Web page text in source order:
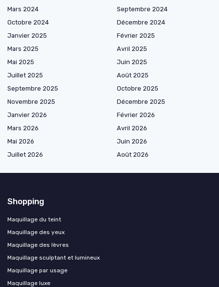
Mars 2024
Septembre 2024
Octobre 2024
Décembre 2024
Janvier 2025
Février 2025
Mars 2025
Avril 2025
Mai 2025
Juin 2025
Juillet 2025
Août 2025
Septembre 2025
Octobre 2025
Novembre 2025
Décembre 2025
Janvier 2026
Février 2026
Mars 2026
Avril 2026
Mai 2026
Juin 2026
Juillet 2026
Août 2026
Shopping
Maquillage du teint
Maquillage des yeux
Maquillage des lèvres
Maquillage sculptant et lumineux
Maquillage par usage
Maquillage luxe